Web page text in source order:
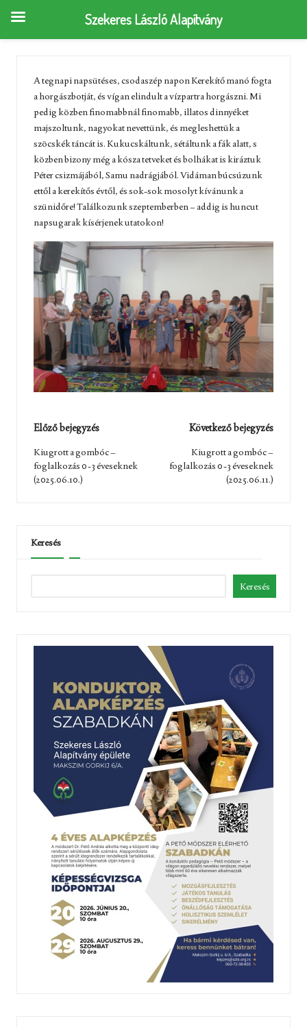
A tegnapi napsütéses, csodaszép napon Kerekítő manó fogta
a horgászbotját, és vígan elindult a vízpartra horgászni. Mi
pedig közben finomabbnál finomabb, illatos dinnyéket
majszoltunk, nagyokat nevettünk, és megleshettük a
szöcskék táncát is. Kukucskáltunk, sétáltunk a fák alatt, s
közben bizony még a kósza tetveket és bolhákat is kiráztuk
Péter csizmájából, Samu nadrágjából. Vidáman búcsúzunk
ettől a kerekítős évtől, és sok-sok mosolyt kívánunk a
szünidőre! Találkozunk szeptemberben – addig is huncut
napsugarak kísérjenek utatokon!
Post
navigation
Előző bejegyzés
Kiugrott a gombóc –
foglalkozás 0-3 éveseknek
(2025.06.10.)
Következő bejegyzés
Kiugrott a gombóc –
foglalkozás 0-3 éveseknek
(2025.06.11.)
Keresés
Keresés
Szekeres László Alapítvány